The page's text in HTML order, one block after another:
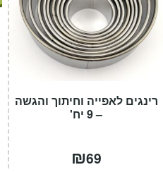
רינגים לאפייה וחיתוך והגשה
– 9 יח'
₪69